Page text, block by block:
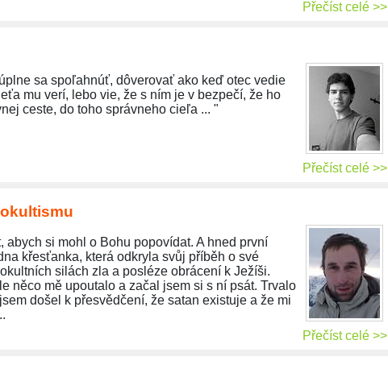
Přečíst celé >>
sa spoľahnúť, dôverovať ako keď otec vedie
mu verí, lebo vie, že s ním je v bezpečí, že ho
ceste, do toho správneho cieľa ... "
Přečíst celé >>
abych si mohl o Bohu popovídat. A hned první
křesťanka, která odkryla svůj příběh o své
silách zla a posléze obrácení k Ježíši.
něco mě upoutalo a začal jsem si s ní psát. Trvalo
došel k přesvědčení, že satan existuje a že mi
Přečíst celé >>